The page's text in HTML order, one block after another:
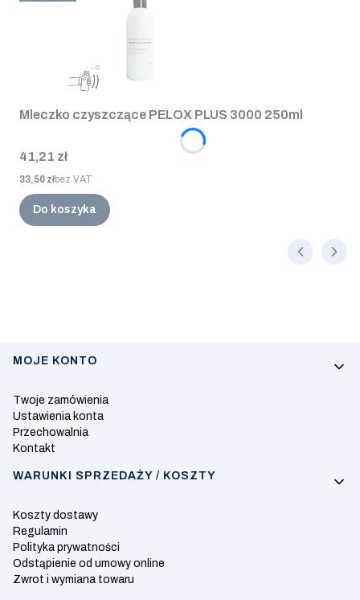
Mleczko czyszczące PELOX PLUS 3000 250ml
Cena
41,21 zł
Cena
33,50 złbez VAT
Do koszyka
Linki w stopce
MOJE KONTO
Twoje zamówienia
Ustawienia konta
Przechowalnia
Kontakt
WARUNKI SPRZEDAŻY / KOSZTY
Koszty dostawy
Regulamin
Polityka prywatności
Odstąpienie od umowy online
Zwrot i wymiana towaru